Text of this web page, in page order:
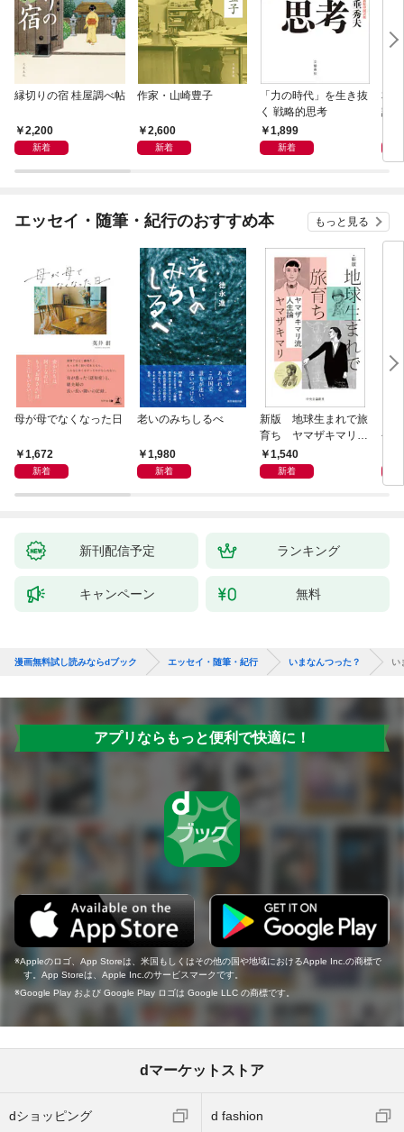
縁切りの宿 桂屋調べ帖
2,200
新着
作家・山崎豊子
2,600
新着
「力の時代」を生き抜
く 戦略的思考
1,899
新着
本
話）
エッセイ・随筆・紀行のおすすめ本 もっと見る
母が母でなくなった日
1,672
新着
老いのみちしるべ
1,980
新着
新版 地球生まれで旅
育ち ヤマザキマリ流
人生論
1,540
新着
今
た
新刊配信予定 ランキング
キャンペーン 無料
漫画無料試し読みならdブック エッセイ・随筆・紀行 いまなんつった？ い
アプリならもっと便利で快適に！
Appleのロゴ、App Storeは、米国もしくはその他の国や地域におけるApple Inc.の商標で
す。App Storeは、Apple Inc.のサービスマークです。
Google Play および Google Play ロゴは Google LLC の商標です。
dマーケットストア
dショッピング d fashion